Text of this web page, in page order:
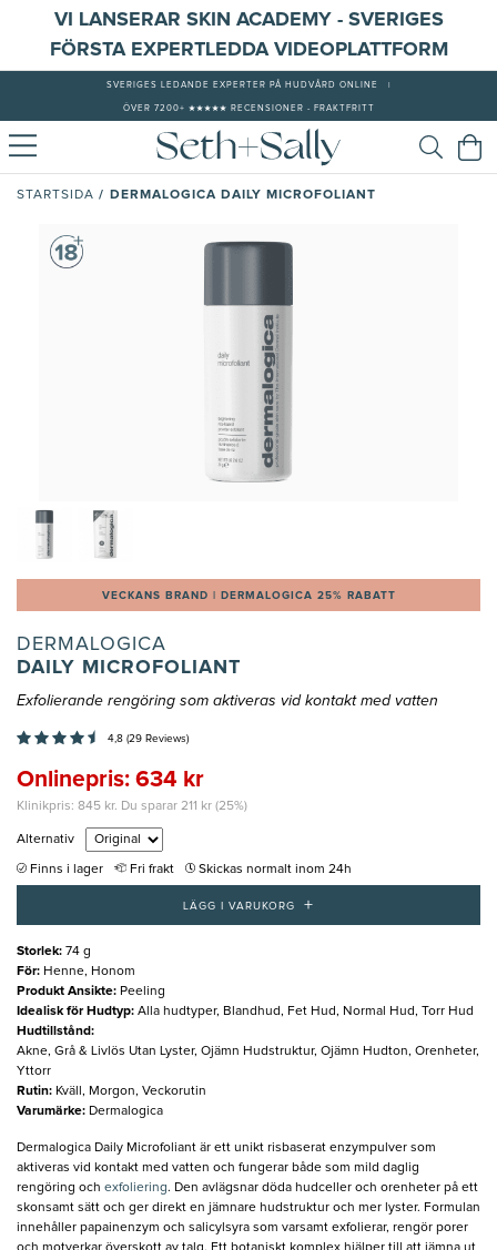
VI LANSERAR SKIN ACADEMY - SVERIGES
FÖRSTA EXPERTLEDDA VIDEOPLATTFORM
SVERIGES LEDANDE EXPERTER PÅ HUDVÅRD ONLINE
ÖVER 7200+ ★★★★★ RECENSIONER - FRAKTFRITT
STARTSIDA / DERMALOGICA DAILY MICROFOLIANT
VECKANS BRAND | DERMALOGICA 25% RABATT
DERMALOGICA
DAILY MICROFOLIANT
Exfolierande rengöring som aktiveras vid kontakt med vatten
4,8 (29 Reviews)
Onlinepris: 634 kr
Klinikpris: 845 kr. Du sparar 211 kr (25%)
Alternativ
Finns i lager Fri frakt Skickas normalt inom 24h
LÄGG I VARUKORG +
Storlek: 74 g
För: Henne, Honom
Produkt Ansikte: Peeling
Idealisk för Hudtyp: Alla hudtyper, Blandhud, Fet Hud, Normal Hud, Torr Hud
Hudtillstånd:
Akne, Grå & Livlös Utan Lyster, Ojämn Hudstruktur, Ojämn Hudton, Orenheter,
Yttorr
Rutin: Kväll, Morgon, Veckorutin
Varumärke: Dermalogica
Dermalogica Daily Microfoliant är ett unikt risbaserat enzympulver som
aktiveras vid kontakt med vatten och fungerar både som mild daglig
rengöring och exfoliering. Den avlägsnar döda hudceller och orenheter på ett
skonsamt sätt och ger direkt en jämnare hudstruktur och mer lyster. Formulan
innehåller papainenzym och salicylsyra som varsamt exfolierar, rengör porer